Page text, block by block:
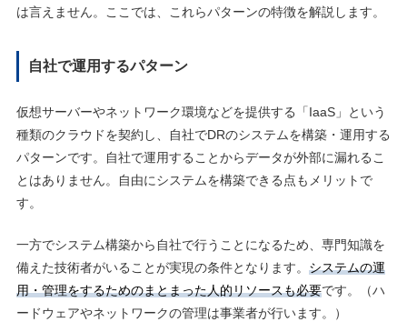
は言えません。ここでは、これらパターンの特徴を解説します。
自社で運用するパターン
仮想サーバーやネットワーク環境などを提供する「IaaS」という
種類のクラウドを契約し、自社でDRのシステムを構築・運用する
パターンです。自社で運用することからデータが外部に漏れるこ
とはありません。自由にシステムを構築できる点もメリットで
す。
一方でシステム構築から自社で行うことになるため、専門知識を
備えた技術者がいることが実現の条件となります。 システムの運
用・管理をするためのまとまった人的リソースも必要です。（ハ
ードウェアやネットワークの管理は事業者が行います。）